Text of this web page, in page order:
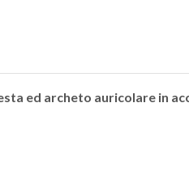
ed archeto auricolare in